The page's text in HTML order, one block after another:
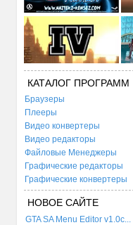
КАТАЛОГ ПРОГРАММ
Браузеры
Плееры
Видео конвертеры
Видео редакторы
Файловые Менеджеры
Графические редакторы
Графические конвертеры
НОВОЕ САЙТЕ
GTA SA Menu Editor v1.0c...